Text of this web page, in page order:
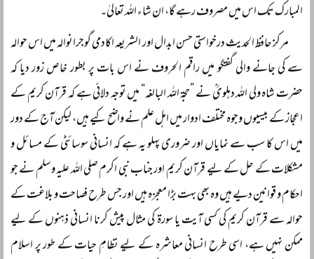
المبارک تک اس میں مصروف رہے گا، ان شاء اللہ تعالیٰ۔
مركز حافظ الحدیث درخواستی حسن ابدال اور الشریعہ اکادمی گوجرانوالہ میں اس حوالہ
سے کی جانے والی گفتگو میں راقم الحروف نے اس بات پر بطور خاص زور دیا کہ
حضرت شاہ ولی اللہ دہلویؒ نے ”حجۃ اللہ البالغہ“ میں توجہ دلائی ہے کہ قرآن کریم کے
اعجاز کے بیسیوں وجوہ مختلف ادوار میں اہل علم نے واضح کیے ہیں، لیکن آج کے دور
میں اس کا سب سے نمایاں اور ضروری پہلو یہ ہے کہ انسانی سوسائٹی کے مسائل و
مشکلات کے حل کے لیے قرآن کریم اور جناب نبی اکرم صلی اللہ علیہ وسلم نے جو
احکام و قوانین دیے ہیں وہ بھی بہت بڑا معجزہ ہیں اور جس طرح فصاحت و بلاغت کے
حوالہ سے قرآن کریم کی کسی آیت یا سورۃ کی مثال پیش کرنا انسانی ذہنوں کے لیے
ممکن نہیں ہے، اسی طرح انسانی معاشرہ کے لیے نظامِ حیات کے طور پر اسلام